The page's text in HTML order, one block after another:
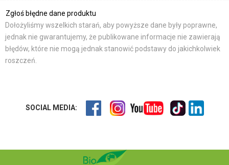
Zgłoś błędne dane produktu
Dołożyliśmy wszelkich starań, aby powyższe dane były poprawne,
jednak nie gwarantujemy, że publikowane informacje nie zawierają
błędów, które nie mogą jednak stanowić podstawy do jakichkolwiek
roszczeń.
SOCIAL MEDIA: